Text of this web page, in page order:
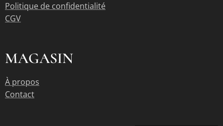
Politique de confidentialité
CGV
MAGASIN
À propos
Contact